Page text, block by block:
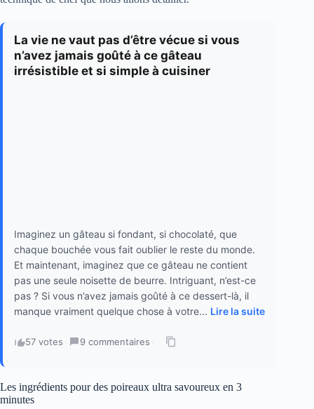
La vie ne vaut pas d’être vécue si vous
n’avez jamais goûté à ce gâteau
irrésistible et si simple à cuisiner
Imaginez un gâteau si fondant, si chocolaté, que
chaque bouchée vous fait oublier le reste du monde.
Et maintenant, imaginez que ce gâteau ne contient
pas une seule noisette de beurre. Intriguant, n’est-ce
pas ? Si vous n’avez jamais goûté à ce dessert-là, il
manque vraiment quelque chose à votre... Lire la suite
57 votes · 9 commentaires ·
Les ingrédients pour des poireaux ultra savoureux en 3
minutes